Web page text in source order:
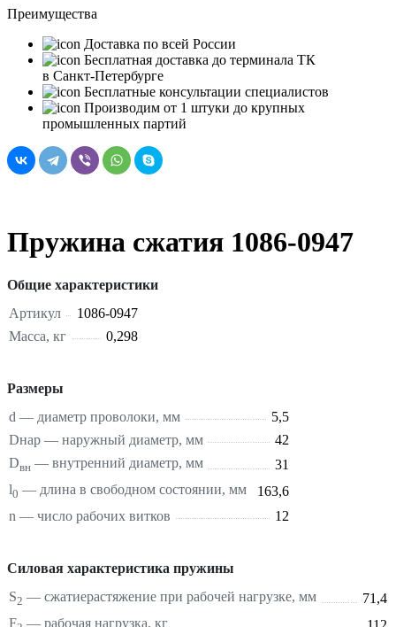
Преимущества
Доставка по всей России
Бесплатная доставка до терминала ТК
в Санкт‑Петербурге
Бесплатные консультации специалистов
Производим от 1 штуки до крупных
промышленных партий
Пружина сжатия 1086-0947
Общие характеристики
Артикул
1086-0947
Масса, кг
0,298
Размеры
d — диаметр проволоки, мм
5,5
Dнар — наружный диаметр, мм
42
Dвн — внутренний диаметр, мм
31
l0 — длина в свободном состоянии, мм
163,6
n — число рабочих витков
12
Силовая характеристика пружины
S2 — сжатиерастяжение при рабочей нагрузке, мм
71,4
F
— рабочая нагрузка, кг